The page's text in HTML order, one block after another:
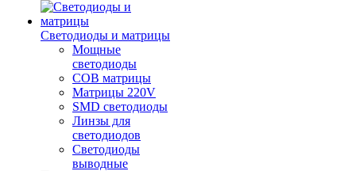
Светодиоды и матрицы
Мощные
светодиоды
COB матрицы
Матрицы 220V
SMD светодиоды
Линзы для
светодиодов
Светодиоды
выводные